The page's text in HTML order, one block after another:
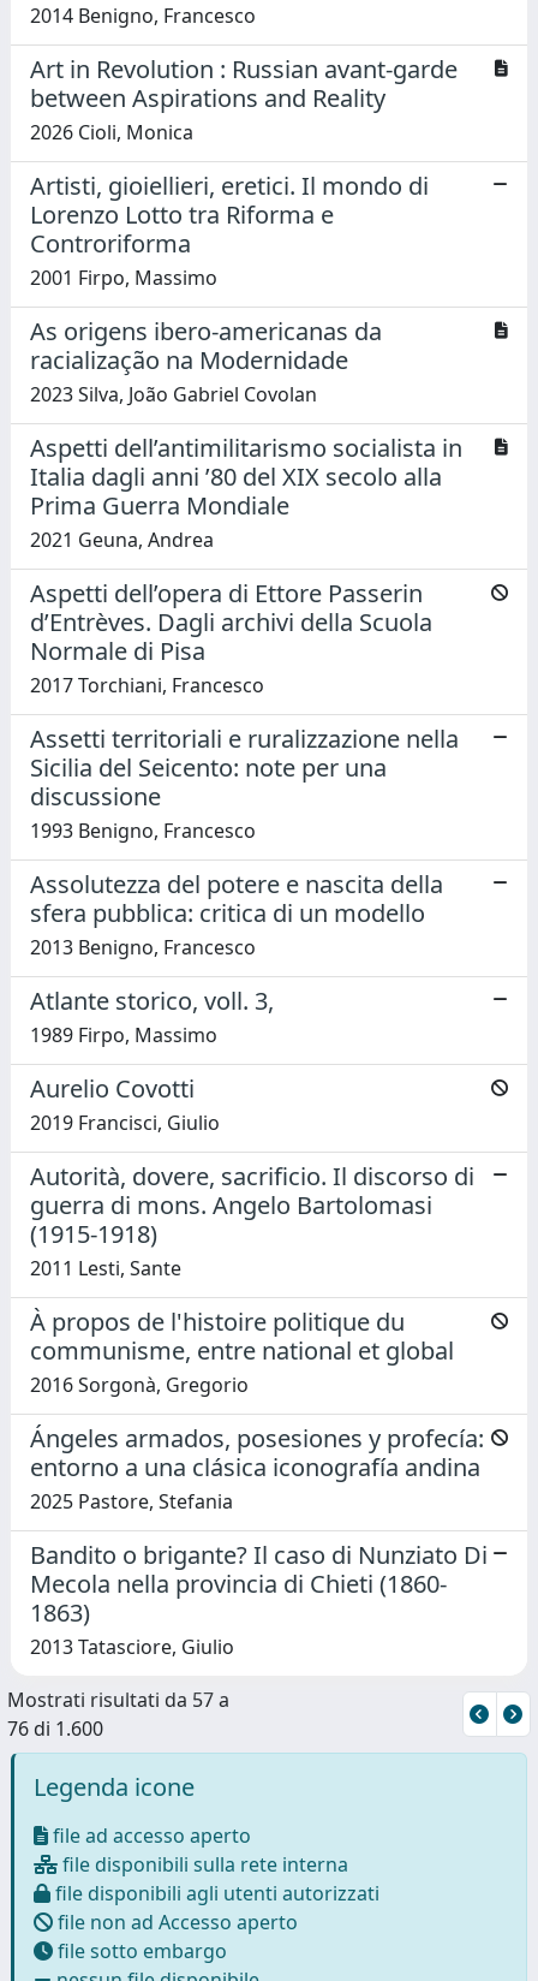
2014 Benigno, Francesco
Art in Revolution : Russian avant-garde
between Aspirations and Reality
2026 Cioli, Monica
Artisti, gioiellieri, eretici. Il mondo di
Lorenzo Lotto tra Riforma e
Controriforma
2001 Firpo, Massimo
As origens ibero-americanas da
racialização na Modernidade
2023 Silva, João Gabriel Covolan
Aspetti dell’antimilitarismo socialista in
Italia dagli anni ’80 del XIX secolo alla
Prima Guerra Mondiale
2021 Geuna, Andrea
Aspetti dell’opera di Ettore Passerin
d’Entrèves. Dagli archivi della Scuola
Normale di Pisa
2017 Torchiani, Francesco
Assetti territoriali e ruralizzazione nella
Sicilia del Seicento: note per una
discussione
1993 Benigno, Francesco
Assolutezza del potere e nascita della
sfera pubblica: critica di un modello
2013 Benigno, Francesco
Atlante storico, voll. 3,
1989 Firpo, Massimo
Aurelio Covotti
2019 Francisci, Giulio
Autorità, dovere, sacrificio. Il discorso di
guerra di mons. Angelo Bartolomasi
(1915-1918)
2011 Lesti, Sante
À propos de l'histoire politique du
communisme, entre national et global
2016 Sorgonà, Gregorio
Ángeles armados, posesiones y profecía:
entorno a una clásica iconografía andina
2025 Pastore, Stefania
Bandito o brigante? Il caso di Nunziato Di
Mecola nella provincia di Chieti (1860-
1863)
2013 Tatasciore, Giulio
Mostrati risultati da 57 a
76 di 1.600
Legenda icone
file ad accesso aperto
file disponibili sulla rete interna
file disponibili agli utenti autorizzati
file non ad Accesso aperto
file sotto embargo